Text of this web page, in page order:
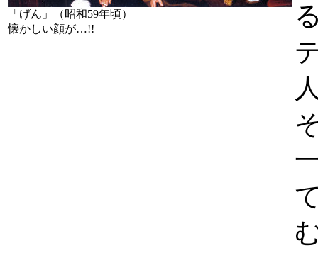
「げん」（昭和59年頃）
懐かしい顔が…!!